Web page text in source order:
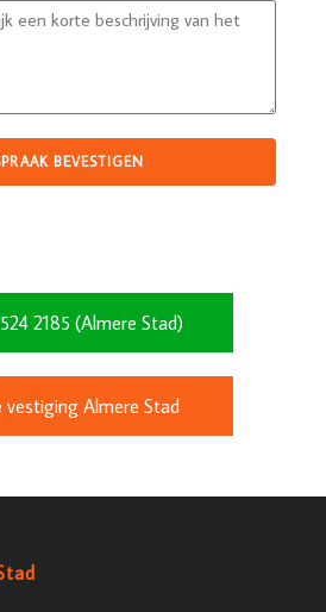
BEVESTIGEN
2185 (Almere Stad)
vestiging Almere Stad